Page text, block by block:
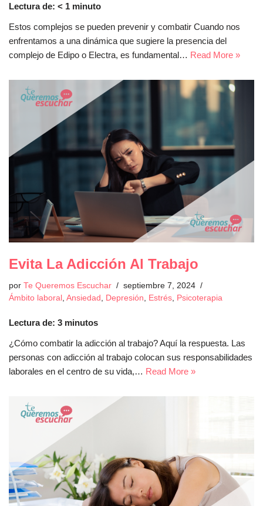
Lectura de: < 1 minuto
Estos complejos se pueden prevenir y combatir Cuando nos
enfrentamos a una dinámica que sugiere la presencia del
complejo de Edipo o Electra, es fundamental… Read More »
Evita La Adicción Al Trabajo
por Te Queremos Escuchar
septiembre 7, 2024
Ámbito laboral
Ansiedad Depresión Estrés Psicoterapia
Lectura de: 3 minutos
¿Cómo combatir la adicción al trabajo? Aquí la respuesta. Las
personas con adicción al trabajo colocan sus responsabilidades
laborales en el centro de su vida,… Read More »